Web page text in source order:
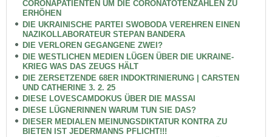
CORONAPATIENTEN UM DIE CORONATOTENZAHLEN ZU
ERHÖHEN
DIE UKRAINISCHE PARTEI SWOBODA VEREHREN EINEN
NAZIKOLLABORATEUR STEPAN BANDERA
DIE VERLOREN GEGANGENE ZWEI?
DIE WESTLICHEN MEDIEN LÜGEN ÜBER DIE UKRAINE-
KRIEG WAS DAS ZEUGS HÄLT
DIE ZERSETZENDE 68ER INDOKTRINIERUNG | CARSTEN
UND CATHERINE 3. 2. 25
DIESE LOVESCAMDOKUS ÜBER DIE MASSAI
DIESE LÜGNERINNEN WARUM TUN SIE DAS?
DIESER MEDIALEN MEINUNGSDIKTATUR KONTRA ZU
BIETEN IST JEDERMANNS PFLICHT!!!